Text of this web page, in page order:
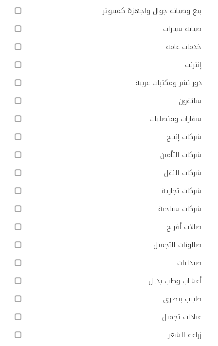
بيع وصيانة جوال واجهزة كمبيوتر
صيانة سيارات
خدمات عامة
إنترنت
دور نشر ومكتبات عربية
سائقون
سفارات وقنصليات
شركات إنتاج
شركات التأمين
شركات النقل
شركات تجارية
شركات سياحية
صالات أفراح
صالونات التجميل
صيدليات
أعشاب وطب بديل
طبيب بيطري
عيادات تجميل
زراعة الشعر